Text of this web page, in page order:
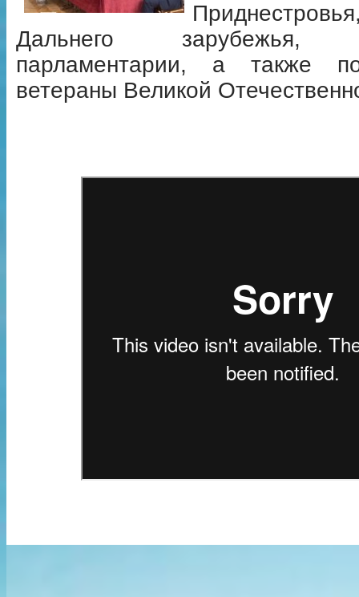
Дальнего зарубежья,
парламентарии, а также
ветераны Великой